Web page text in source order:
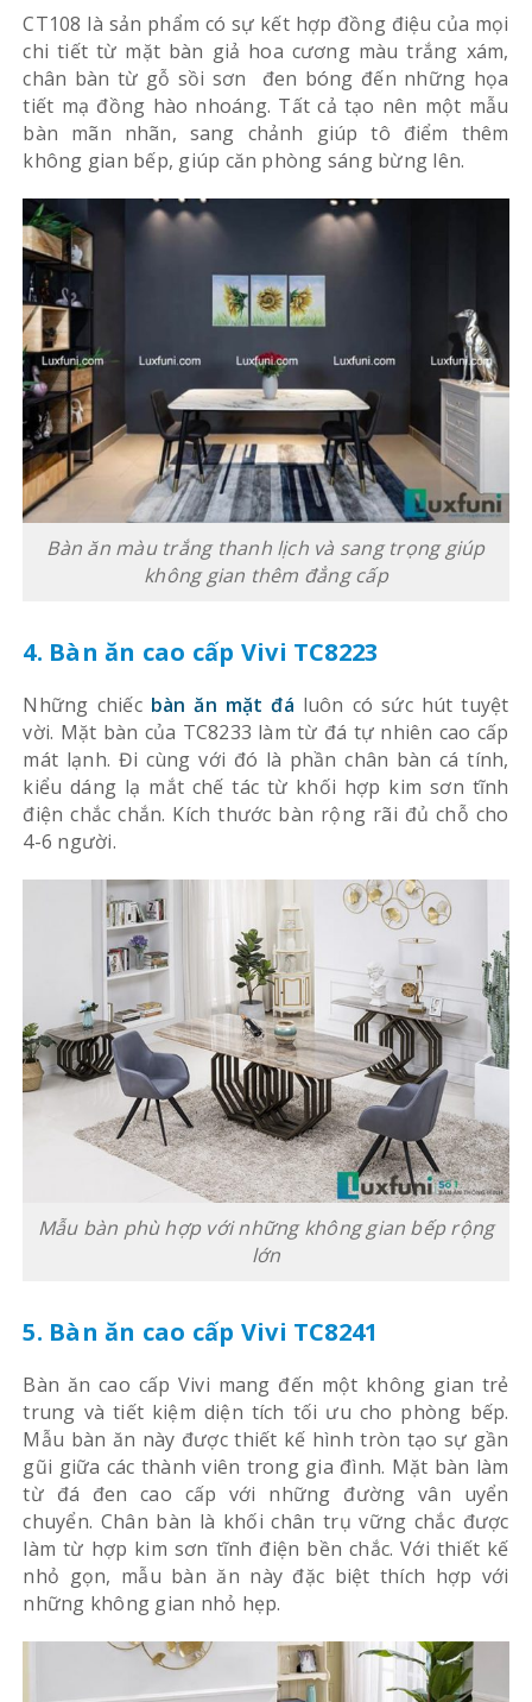
CT108 là sản phẩm có sự kết hợp đồng điệu của mọi
chi tiết từ mặt bàn giả hoa cương màu trắng xám,
chân bàn từ gỗ sồi sơn đen bóng đến những họa
tiết mạ đồng hào nhoáng. Tất cả tạo nên một mẫu
bàn mãn nhãn, sang chảnh giúp tô điểm thêm
không gian bếp, giúp căn phòng sáng bừng lên.
Bàn ăn màu trắng thanh lịch và sang trọng giúp
không gian thêm đẳng cấp
4. Bàn ăn cao cấp Vivi TC8223
Những chiếc bàn ăn mặt đá luôn có sức hút tuyệt
vời. Mặt bàn của TC8233 làm từ đá tự nhiên cao cấp
mát lạnh. Đi cùng với đó là phần chân bàn cá tính,
kiểu dáng lạ mắt chế tác từ khối hợp kim sơn tĩnh
điện chắc chắn. Kích thước bàn rộng rãi đủ chỗ cho
4-6 người.
Mẫu bàn phù hợp với những không gian bếp rộng
lớn
5. Bàn ăn cao cấp Vivi TC8241
Bàn ăn cao cấp Vivi mang đến một không gian trẻ
trung và tiết kiệm diện tích tối ưu cho phòng bếp.
Mẫu bàn ăn này được thiết kế hình tròn tạo sự gần
gũi giữa các thành viên trong gia đình. Mặt bàn làm
từ đá đen cao cấp với những đường vân uyển
chuyển. Chân bàn là khối chân trụ vững chắc được
làm từ hợp kim sơn tĩnh điện bền chắc. Với thiết kế
nhỏ gọn, mẫu bàn ăn này đặc biệt thích hợp với
những không gian nhỏ hẹp.